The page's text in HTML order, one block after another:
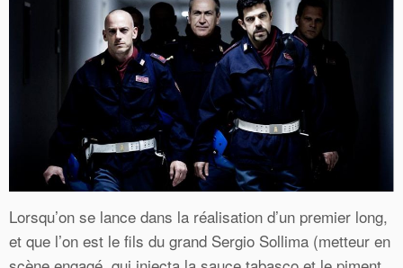
Lorsqu’on se lance dans la réalisation d’un premier long,
et que l’on est le fils du grand Sergio Sollima (metteur en